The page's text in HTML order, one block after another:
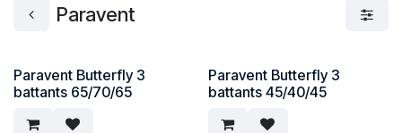
Paravent
Paravent Butterfly 3
battants 65/70/65
Paravent Butterfly 3
battants 45/40/45